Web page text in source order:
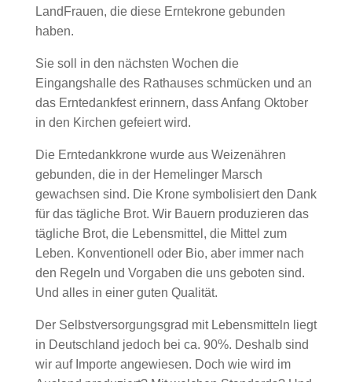
LandFrauen, die diese Erntekrone gebunden
haben.
Sie soll in den nächsten Wochen die
Eingangshalle des Rathauses schmücken und an
das Erntedankfest erinnern, dass Anfang Oktober
in den Kirchen gefeiert wird.
Die Erntedankkrone wurde aus Weizenähren
gebunden, die in der Hemelinger Marsch
gewachsen sind. Die Krone symbolisiert den Dank
für das tägliche Brot. Wir Bauern produzieren das
tägliche Brot, die Lebensmittel, die Mittel zum
Leben. Konventionell oder Bio, aber immer nach
den Regeln und Vorgaben die uns geboten sind.
Und alles in einer guten Qualität.
Der Selbstversorgungsgrad mit Lebensmitteln liegt
in Deutschland jedoch bei ca. 90%. Deshalb sind
wir auf Importe angewiesen. Doch wie wird im